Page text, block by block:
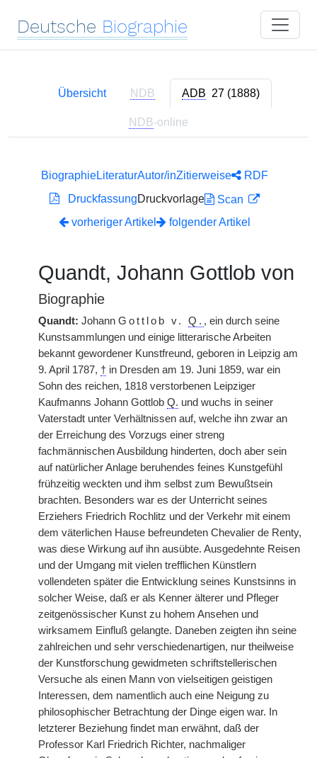
Deutsche Biographie
Übersicht NDB ADB 27 (1888)
NDB-online
BiographieLiteraturAutor/inZitierweise
RDF
DruckfassungDruckvorlage
Scan
vorheriger Artikel
folgender Artikel
Quandt, Johann Gottlob von
Biographie
Quandt: Johann Gottlob v. Q. , ein durch seine
Kunstsammlungen und einige litterarische Arbeiten
bekannt gewordener Kunstfreund, geboren in Leipzig am
9. April 1787, † in Dresden am 19. Juni 1859, war ein
Sohn des reichen, 1818 verstorbenen Leipziger
Kaufmanns Johann Gottlob Q. und wuchs in seiner
Vaterstadt unter Verhältnissen auf, welche ihn zwar an
der Erreichung des Vorzugs einer streng
fachmännischen Ausbildung hinderten, doch aber sein
auf natürlicher Anlage beruhendes feines Kunstgefühl
frühzeitig weckten und ihm selbst zum Bewußtsein
brachten. Besonders war es der Unterricht seines
Erziehers Friedrich Rochlitz und der Verkehr mit einem
dem väterlichen Hause befreundeten Chevalier de Renty,
was diese Wirkung auf ihn ausübte. Ausgedehnte Reisen
und der Umgang mit vielen trefflichen Künstlern
vollendeten später die Entwicklung seines Kunstsinns in
solcher Weise, daß er als Kenner älterer und Pfleger
zeitgenössischer Kunst zu hohem Ansehen und
wirksamem Einfluß gelangte. Daneben zeigten ihn seine
zahlreichen und sehr verschiedenartigen, nur theilweise
der Kunstforschung gewidmeten schriftstellerischen
Versuche als einen Mann von vielseitigen geistigen
Interessen, dem namentlich auch eine Neigung zu
philosophischer Betrachtung der Dinge eigen war. In
letzterer Beziehung findet man erwähnt, daß der
Professor Karl Friedrich Richter, nachmaliger